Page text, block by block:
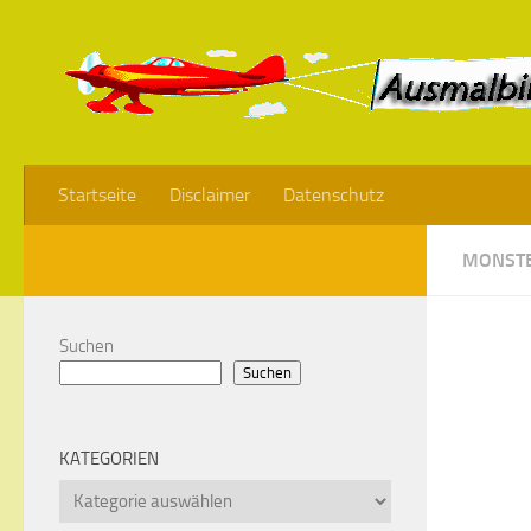
Startseite Disclaimer Datenschutz
Suchen
Suchen
KATEGORIEN
Kategorien